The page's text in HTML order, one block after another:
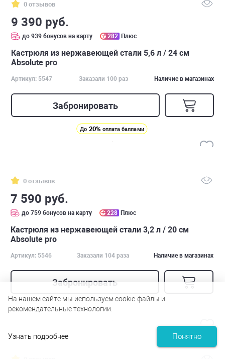
0 отзывов
9 390 руб.
до 939 бонусов на карту 282 Плюс
Кастрюля из нержавеющей стали 5,6 л / 24 см
Absolute pro
Артикул: 5547 Заказали 100 раз Наличие в магазинах
Забронировать
До 20% оплата баллами
0 отзывов
7 590 руб.
до 759 бонусов на карту 228 Плюс
Кастрюля из нержавеющей стали 3,2 л / 20 см
Absolute pro
Артикул: 5546 Заказали 104 раза Наличие в магазинах
Забронировать
На нашем сайте мы используем cookie-файлы и
рекомендательные технологии.
Узнать подробнее Понятно